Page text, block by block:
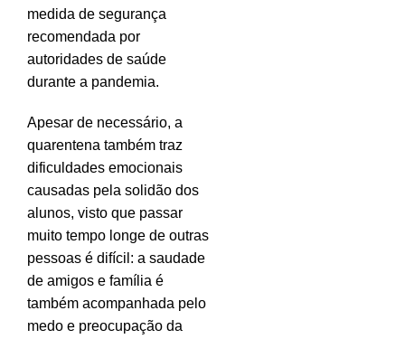
medida de segurança
recomendada por
autoridades de saúde
durante a pandemia.
Apesar de necessário, a
quarentena também traz
dificuldades emocionais
causadas pela solidão dos
alunos, visto que passar
muito tempo longe de outras
pessoas é difícil: a saudade
de amigos e família é
também acompanhada pelo
medo e preocupação da